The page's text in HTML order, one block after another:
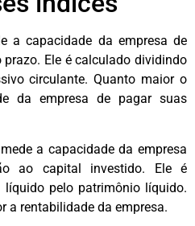
a capacidade da empresa de
Ele é calculado dividindo
circulante. Quanto maior o
da empresa de pagar suas
a capacidade da empresa
ao capital investido. Ele é
pelo patrimônio líquido.
a rentabilidade da empresa.